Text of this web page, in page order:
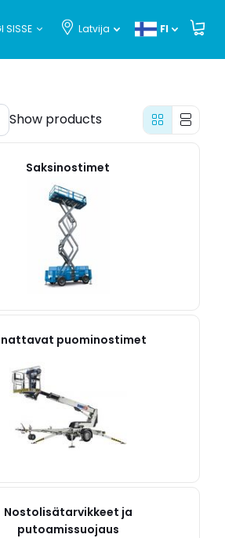
SISSE Latvija FI
Show products
Saksinostimet
puominostimet
Nostolisätarvikkeet ja
putoamissuojaus